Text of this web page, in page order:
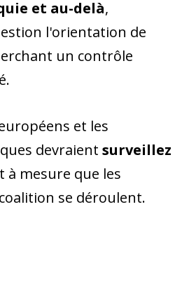
et au-delà,
l'orientation de
un contrôle
et les
devraientsurveillez
à mesure que les
se déroulent.